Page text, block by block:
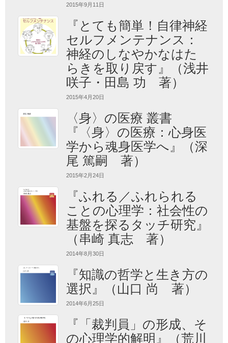
2015年9月11日
『とても簡単！自律神経
セルフメンテナンス：
神経のしなやかなはた
らきを取り戻す』（浅井
咲子・田島 功 著）
2015年4月20日
〈身〉の医療 叢書
『〈身〉の医療：心身医
学から魂身医学へ』（深
尾 篤嗣 著）
2015年2月24日
『ふれる／ふれられる
ことの心理学：社会性の
基盤を探るタッチ研究』
（串崎 真志 著）
2014年8月30日
『知識の哲学と生き方の
選択』（山口 尚 著）
2014年6月25日
『「裁判員」の形成、そ
の心理学的解明』（荒川